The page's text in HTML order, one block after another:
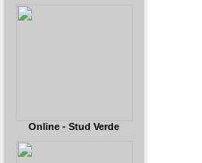
Online - Stud Verde